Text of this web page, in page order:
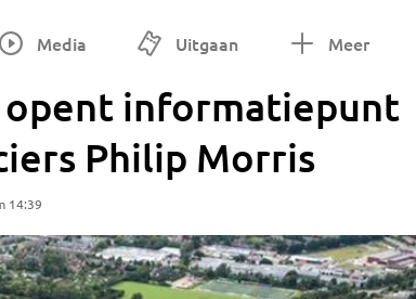
Media Uitgaan Meer
opent informatiepunt
Philip Morris
14:39